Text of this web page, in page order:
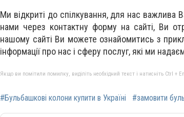
Ми відкриті до спілкування, для нас важлива
нами через контактну форму на сайті, Ви
нашому сайті Ви можете ознайомитись з
інформації про нас і сферу послуг, які ми
Якщо ви помітили помилку, виділіть необхідний текст і натисніть Ctrl +
#Бульбашкові колони купити в Україні #замовити